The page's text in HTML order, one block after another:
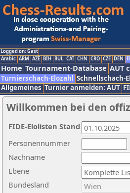
Logged on: Gast
Arabic ARM AZE BIH BUL CAT CHN CRO CZE DEN
Home Tournament-Database AUT
Turnierschach-Elozahl Schnellschach-
Allgemeines Turnier anmelden: AUT
Willkommen bei den
Nachname
Ebene
Personennummer
Bundesland
FIDE-Elolisten Stand